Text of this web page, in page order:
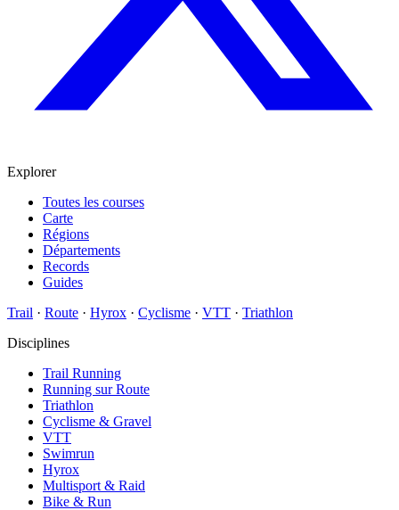
Explorer
Toutes les courses
Carte
Régions
Départements
Records
Guides
Trail · Route · Hyrox · Cyclisme · VTT · Triathlon
Disciplines
Trail Running
Running sur Route
Triathlon
Cyclisme & Gravel
VTT
Swimrun
Hyrox
Multisport & Raid
Bike & Run